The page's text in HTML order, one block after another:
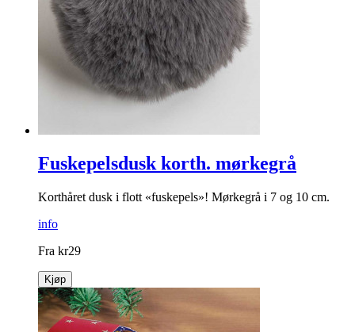
Fuskepelsdusk korth. mørkegrå
Korthåret dusk i flott «fuskepels»! Mørkegrå i 7 og 10 cm.
info
Fra kr29
Kjøp